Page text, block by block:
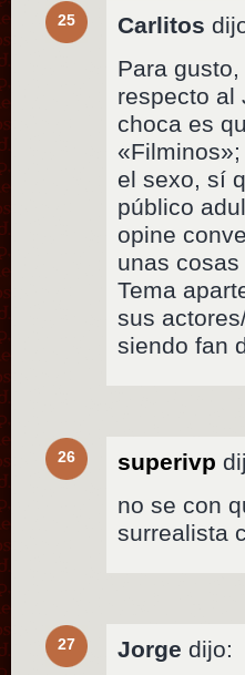
25 Carlitos
Para
respecto al
choca es
el sexo, sí
público
opine
unas
Tema
sus
siendo fan
26 superivp
no se con
surrealista
27 Jorge dijo: